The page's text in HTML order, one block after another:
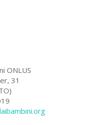
ONLUS
31